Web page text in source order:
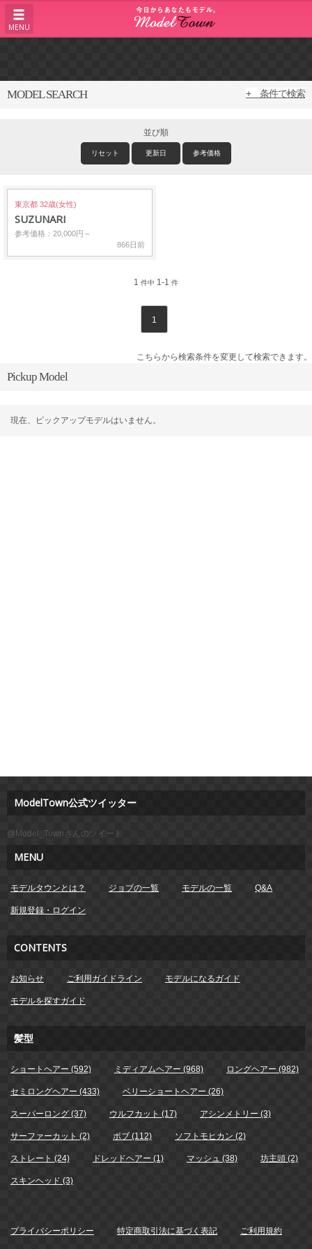
MENU
MODEL SEARCH + 条件で検索
並び順
リセット 更新日 参考価格
東京都 32歳(女性)
SUZUNARI
参考価格：20,000円～
866日前
1 件中 1-1 件
1
こちらから検索条件を変更して検索できます。
Pickup Model
現在、ピックアップモデルはいません。
ModelTown公式ツイッター
@Model_Townさんのツイート
MENU
モデルタウンとは？ ジョブの一覧 モデルの一覧 Q&A
新規登録・ログイン
CONTENTS
お知らせ ご利用ガイドライン モデルになるガイド
モデルを探すガイド
髪型
ショートヘアー (592) ミディアムヘアー (968) ロングヘアー (982)
セミロングヘアー (433) ベリーショートヘアー (26)
スーパーロング (37) ウルフカット (17) アシンメトリー (3)
サーファーカット (2) ボブ (112) ソフトモヒカン (2)
ストレート (24) ドレッドヘアー (1) マッシュ (38) 坊主頭 (2)
スキンヘッド (3)
プライバシーポリシー 特定商取引法に基づく表記 ご利用規約